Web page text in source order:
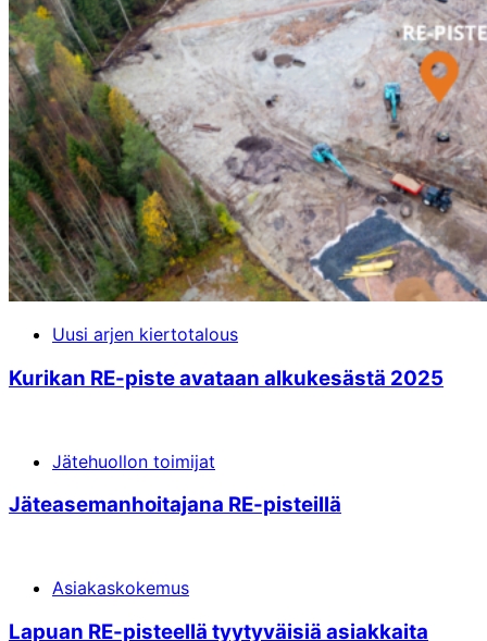
Uusi arjen kiertotalous
Kurikan RE-piste avataan alkukesästä 2025
Jätehuollon toimijat
Jäte­aseman­hoita­jana RE-pisteillä
Asiakaskokemus
Lapuan RE-pisteellä tyytyväisiä asiakkaita